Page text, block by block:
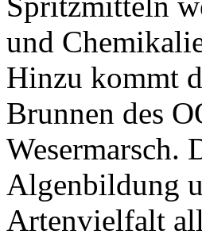
und
Hinzu kommt
Brunnen des
Wesermarsch.
Algenbildung
Artenvielfalt